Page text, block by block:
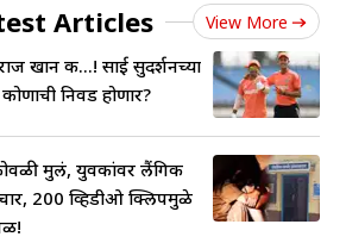
Articles View More
खान की...! साई सुदर्शनच्या
निवड होणार?
मुलं, युवकांवर लैंगिक
200 व्हिडीओ क्लिपमुळे